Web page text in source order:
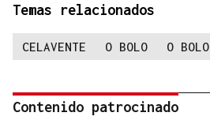
Temas relacionados
CELAVENTE O BOLO O BOLO
Contenido patrocinado